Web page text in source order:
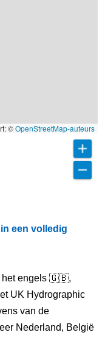
©OpenStreetMap-auteurs
een volledig
het engels 🇬🇧,
UK Hydrographic
van de
Nederland, België